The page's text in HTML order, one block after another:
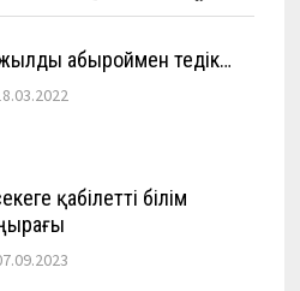
абыроймен өтедік…
қабілетті білім